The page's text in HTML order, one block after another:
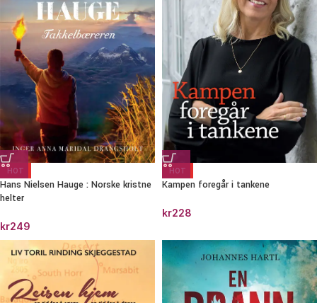
HOT
Hans Nielsen Hauge : Norske kristne
helter
kr249
HOT
Kampen foregår i tankene
kr228